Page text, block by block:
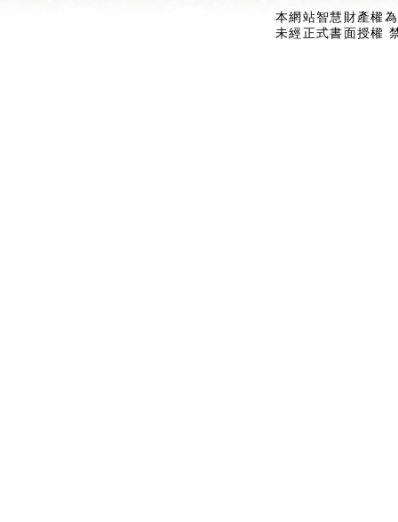
本網站智慧財產權
未經正式書面授權